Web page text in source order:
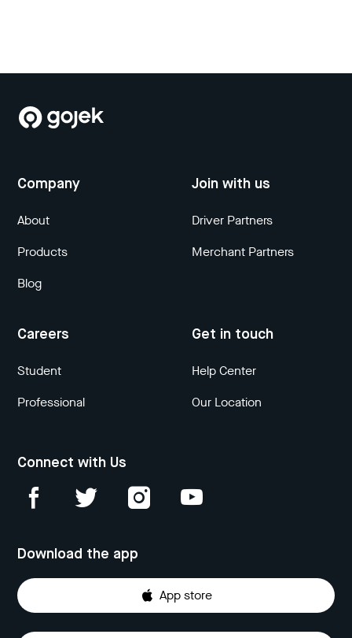
Company
About
Products
Blog
Join with us
Driver Partners
Merchant Partners
Careers
Student
Professional
Get in touch
Help Center
Our Location
Connect with Us
Download the app
App store